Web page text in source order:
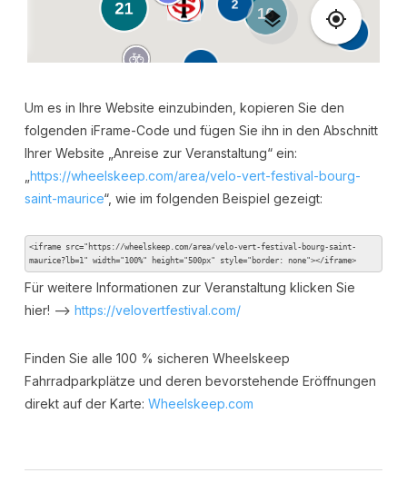
Um es in Ihre Website einzubinden, kopieren Sie den
folgenden iFrame-Code und fügen Sie ihn in den Abschnitt
Ihrer Website „Anreise zur Veranstaltung“ ein:
https://wheelskeep.com/area/velo-vert-festival-bourg-
saint-maurice“, wie im folgenden Beispiel gezeigt:
<iframe src="https://wheelskeep.com/area/velo-vert-festival-bourg-saint-
maurice?lb=1" width="100%" height="500px" style="border: none"></iframe>
Für weitere Informationen zur Veranstaltung klicken Sie
hier! –> https://velovertfestival.com/
Finden Sie alle 100 % sicheren Wheelskeep
Fahrradparkplätze und deren bevorstehende Eröffnungen
direkt auf der Karte: Wheelskeep.com